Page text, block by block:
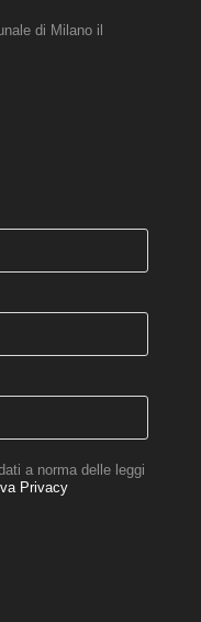
di Milano il
a norma delle leggi
Privacy